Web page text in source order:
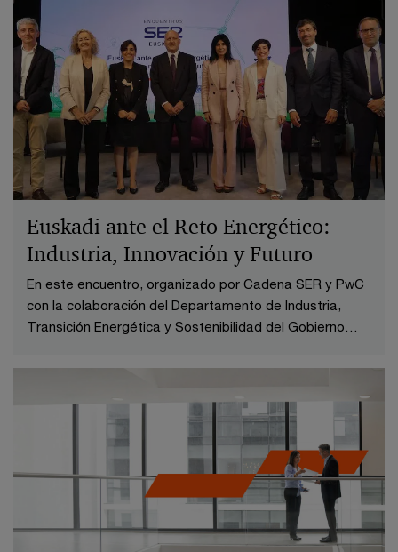
Euskadi ante el Reto Energético:
Industria, Innovación y Futuro
En este encuentro, organizado por Cadena SER y PwC
con la colaboración del Departamento de Industria,
Transición Energética y Sostenibilidad del Gobierno
coincidido en reclamar menos trabas regulatorias,
acelerar la descarbonización sin perder competitividad.